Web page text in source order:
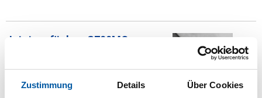
Zustimmung Details Über Cookies
Jetzt verfügbar: S700MC